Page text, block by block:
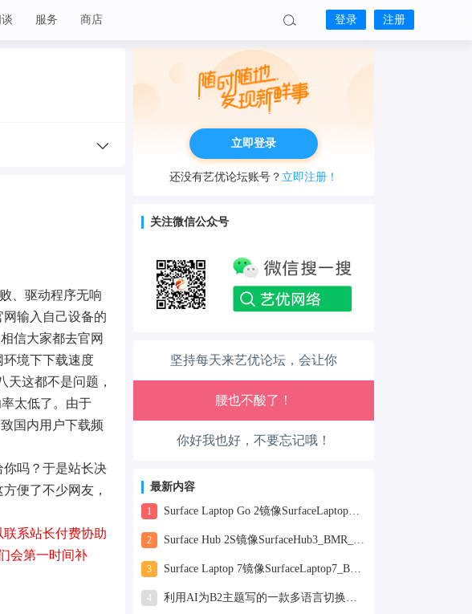
服务 商店 登录 注册
、驱动程序无响
输入自己设备的
信大家都去官网
境下下载速度
天这都不是问题，
太低了。由于
国内用户下载频
吗？于是站长决
便了不少网友，
系站长付费协助
会第一时间补
立即登录
还没有艺优论坛账号？ 立即注册！
关注微信公众号
坚持每天来艺优论坛，会让你
心情也舒畅了！
腿也不痛了！
腰也不酸了！
工作也轻松了！
你好我也好，不要忘记哦！
最新内容
1 Surface Laptop Go 2镜像SurfaceLaptopGo2_BMR_42032_2026.507.11898505.zip网盘下载
2 Surface Hub 2S镜像SurfaceHub3_BMR_155000_2026.420.11870147.zip网盘下载
3 Surface Laptop 7镜像SurfaceLaptop7_BMR_12010_2025.1009.12069254.zip网盘下载
4 利用AI为B2主题写的一款多语言切换插件